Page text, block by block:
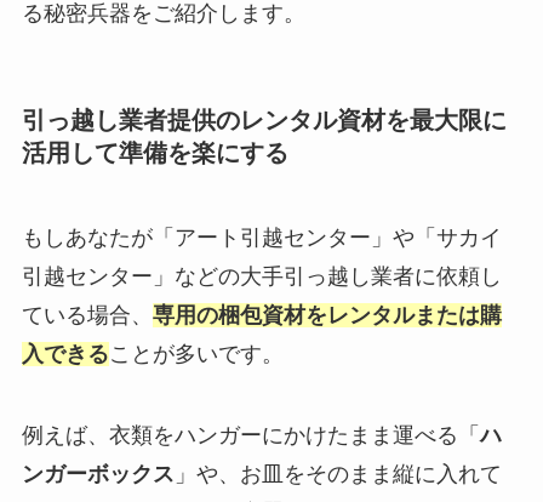
る秘密兵器をご紹介します。
引っ越し業者提供のレンタル資材を最大限に
活用して準備を楽にする
もしあなたが「アート引越センター」や「サカイ
引越センター」などの大手引っ越し業者に依頼し
ている場合、 専用の梱包資材をレンタルまたは購
入できることが多いです。
例えば、衣類をハンガーにかけたまま運べる「ハ
ンガーボックス 」や、お皿をそのまま縦に入れて